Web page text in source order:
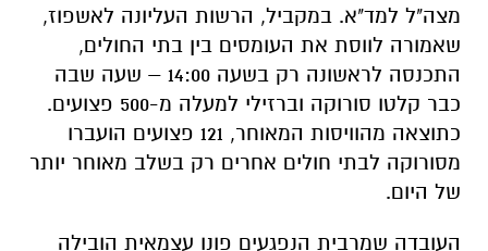
מצה"ל למד"א. במקביל, הרשות העליונה לאשפוז,
שאמורה לווסת את העומסים בין בתי החולים,
התכנסה לראשונה רק בשעה 14:00 – שעה שבה
כבר קלטו סורוקה וברזילי למעלה מ-500 פצועים.
כתוצאה מהוויסות המאוחר, 121 פצועים הועברו
מסורוקה לבתי חולים אחרים רק בשלב מאוחר יותר
של היום.
העובדה שמרבית הנפגעים פונו עצמאית הובילה